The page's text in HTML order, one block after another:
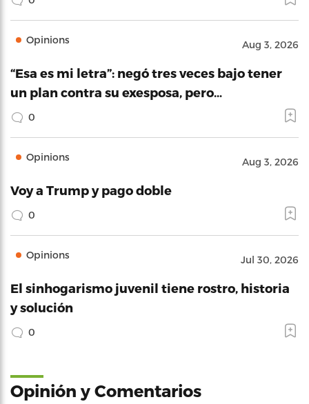
Opinions Aug 3, 2026
“Esa es mi letra”: negó tres veces bajo tener
un plan contra su exesposa, pero…
0
Opinions Aug 3, 2026
Voy a Trump y pago doble
0
Opinions Jul 30, 2026
El sinhogarismo juvenil tiene rostro, historia
y solución
0
Opinión y Comentarios